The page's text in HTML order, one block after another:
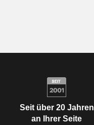
Seit über 20 Jahren
an Ihrer Seite